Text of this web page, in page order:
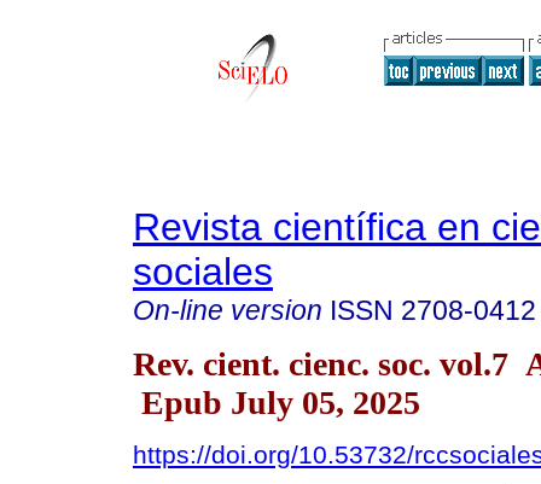
Revista científica en
sociales
On-line version ISSN 2708-0412
Rev. cient. cienc. soc. vol.7
Epub July 05, 2025
https://doi.org/10.53732/